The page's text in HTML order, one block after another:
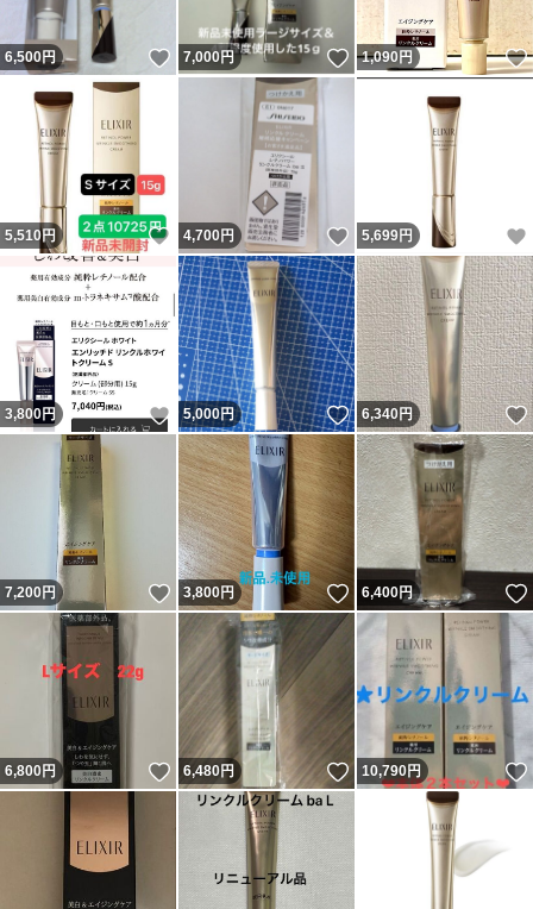
6,500円 いいね！
7,000円 いいね！
1,090 円
5,510円 いいね！
4,700円 いいね！
5,699円
3,800円 いいね！
5,000円 いいね！
6,340円
7,200円 いいね！
3,800円 いいね！
6,400円
6,800円 いいね！
6,480円 いいね！
10,790円